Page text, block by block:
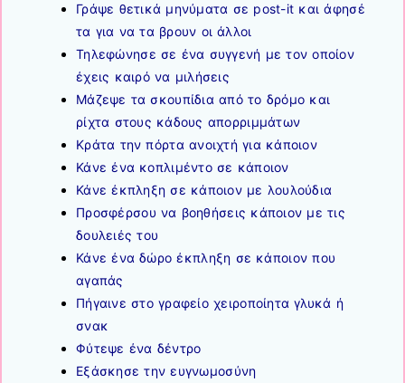
Γράψε θετικά μηνύματα σε post-it και άφησέ
τα για να τα βρουν οι άλλοι
Τηλεφώνησε σε ένα συγγενή με τον οποίον
έχεις καιρό να μιλήσεις
Μάζεψε τα σκουπίδια από το δρόμο και
ρίχτα στους κάδους απορριμμάτων
Κράτα την πόρτα ανοιχτή για κάποιον
Κάνε ένα κοπλιμέντο σε κάποιον
Κάνε έκπληξη σε κάποιον με λουλούδια
Προσφέρσου να βοηθήσεις κάποιον με τις
δουλειές του
Κάνε ένα δώρο έκπληξη σε κάποιον που
αγαπάς
Πήγαινε στο γραφείο χειροποίητα γλυκά ή
σνακ
Φύτεψε ένα δέντρο
Εξάσκησε την ευγνωμοσύνη